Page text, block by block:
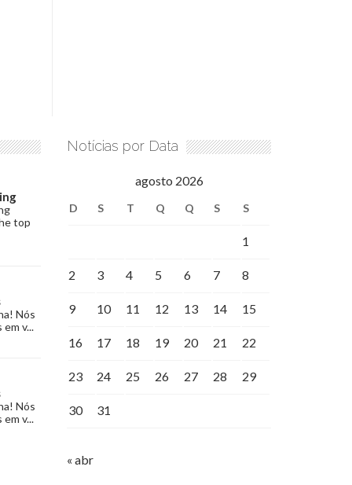
top
Nós
v...
Nós
v...
Notícias por Data
agosto 2026
D S T Q Q S S
1
2 3 4 5 6 7 8
9 10 11 12 13 14 15
16 17 18 19 20 21 22
23 24 25 26 27 28 29
30 31
« abr